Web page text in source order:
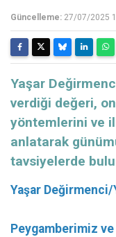
Güncelleme: 27/07/2025
Yaşar
verdiği değeri,
yöntemlerini ve
anlatarak
tavsiyelerde
Yaşar
Peygamberimiz